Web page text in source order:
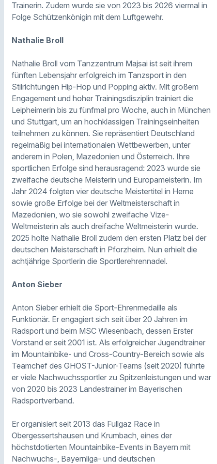
Trainerin. Zudem wurde sie von 2023 bis 2026 viermal in
Folge Schützenkönigin mit dem Luftgewehr.
Nathalie Broll
Nathalie Broll vom Tanzzentrum Majsai ist seit ihrem
fünften Lebensjahr erfolgreich im Tanzsport in den
Stilrichtungen Hip-Hop und Popping aktiv. Mit großem
Engagement und hoher Trainingsdisziplin trainiert die
Leipheimerin bis zu fünfmal pro Woche, auch in München
und Stuttgart, um an hochklassigen Trainingseinheiten
teilnehmen zu können. Sie repräsentiert Deutschland
regelmäßig bei internationalen Wettbewerben, unter
anderem in Polen, Mazedonien und Österreich. Ihre
sportlichen Erfolge sind herausragend: 2023 wurde sie
zweifache deutsche Meisterin und Europameisterin. Im
Jahr 2024 folgten vier deutsche Meistertitel in Herne
sowie große Erfolge bei der Weltmeisterschaft in
Mazedonien, wo sie sowohl zweifache Vize-
Weltmeisterin als auch dreifache Weltmeisterin wurde.
2025 holte Nathalie Broll zudem den ersten Platz bei der
deutschen Meisterschaft in Pforzheim. Nun erhielt die
achtjährige Sportlerin die Sportlerehrennadel.
Anton Sieber
Anton Sieber erhielt die Sport-Ehrenmedaille als
Funktionär. Er engagiert sich seit über 20 Jahren im
Radsport und beim MSC Wiesenbach, dessen Erster
Vorstand er seit 2001 ist. Als erfolgreicher Jugendtrainer
im Mountainbike- und Cross-Country-Bereich sowie als
Teamchef des GHOST-Junior-Teams (seit 2020) führte
er viele Nachwuchssportler zu Spitzenleistungen und war
von 2020 bis 2023 Landestrainer im Bayerischen
Radsportverband.
Er organisiert seit 2013 das Fullgaz Race in
Obergessertshausen und Krumbach, eines der
höchstdotierten Mountainbike-Events in Bayern mit
Nachwuchs-, Bayernliga- und deutschen